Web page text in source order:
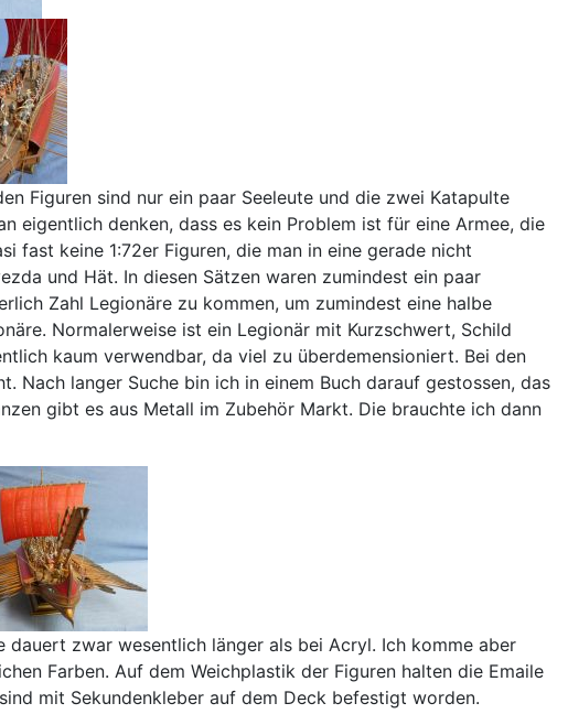
Figuren sind nur ein paar Seeleute und die zwei Katapulte
eigentlich denken, dass es kein Problem ist für eine Armee, die
fast keine 1:72er Figuren, die man in eine gerade nicht
und Hät. In diesen Sätzen waren zumindest ein paar
Zahl Legionäre zu kommen, um zumindest eine halbe
Normalerweise ist ein Legionär mit Kurzschwert, Schild
kaum verwendbar, da viel zu überdemensioniert. Bei den
Nach langer Suche bin ich in einem Buch darauf gestossen, das
gibt es aus Metall im Zubehör Markt. Die brauchte ich dann
dauert zwar wesentlich länger als bei Acryl. Ich komme aber
Farben. Auf dem Weichplastik der Figuren halten die Emaile
mit Sekundenkleber auf dem Deck befestigt worden.